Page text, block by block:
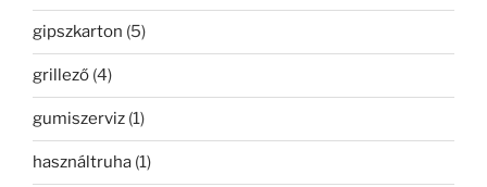
gipszkarton (5)
grillező (4)
gumiszerviz (1)
használtruha (1)